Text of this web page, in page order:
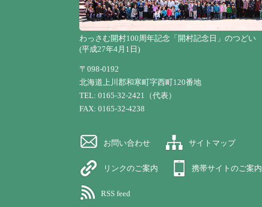
わっさむ開村100周年記念「開村記念日」のつどい
(平成27年4月1日)
〒098-0192
北海道上川郡和寒町字西町120番地
TEL: 0165-32-2421（代表）
FAX: 0165-32-4238
お問い合わせ サイトマップ
リンクのご案内 携帯サイトのご案内
RSS feed